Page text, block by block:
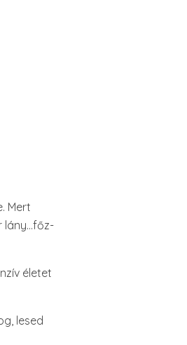
Mert
lány…főz-
életet
lesed